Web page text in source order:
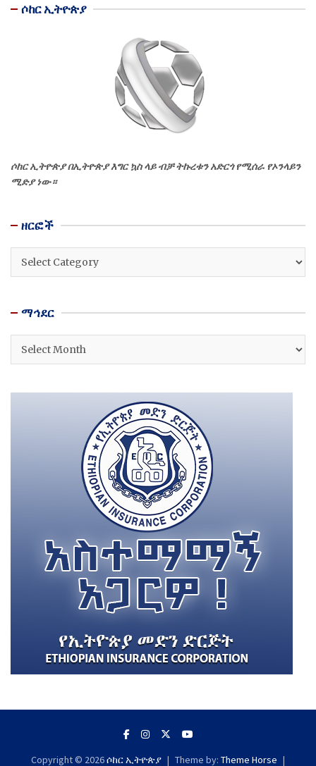
ሶከር ኢትዮጵያ
ሶከር ኢትዮጵያ በኢትዮጵያ እግር ኳስ ላይ ብቻ ትኩረቱን አድርጎ የሚሰራ የኦንላይን
ሚድያ ነው።
ዘርፎች
ዘርፎች
ማኅደር
ማኅደር
Copyright © 2026ሶከር ኢትዮጵያ Theme by: Theme Horse